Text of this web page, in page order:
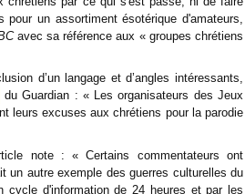
un assortiment ésotérique d'amateurs,
avec sa référence aux « groupes chrétiens
d’un langage et d’angles intéressants,
du Guardian : « Les organisateurs des Jeux
leurs excuses aux chrétiens pour la parodie
note : « Certains commentateurs ont
un autre exemple des guerres culturelles du
cycle d'information de 24 heures et par les